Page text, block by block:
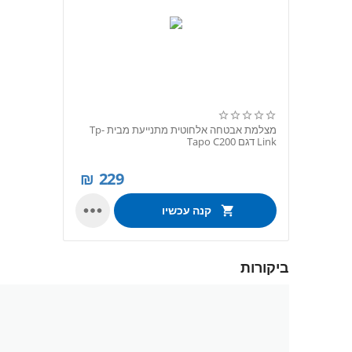
מצלמת אבטחה אלחוטית מתנייעת מבית Tp-
Link דגם Tapo C200
229
₪
קנה עכשיו 
ביקורות